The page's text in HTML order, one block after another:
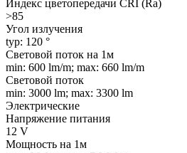
Индекс цветопередачи CRI (Ra)
>85
Угол излучения
typ: 120 °
Световой поток на 1м
min: 600 lm/m; max: 660 lm/m
Световой поток
min: 3000 lm; max: 3300 lm
Электрические
Напряжение питания
12 V
Мощность на 1м